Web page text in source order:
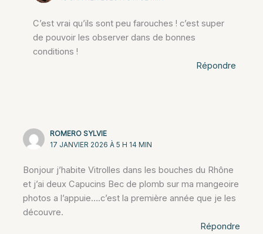
C’est vrai qu’ils sont peu farouches ! c’est super
de pouvoir les observer dans de bonnes
conditions !
Répondre
ROMERO SYLVIE
17 JANVIER 2026 À 5 H 14 MIN
Bonjour j’habite Vitrolles dans les bouches du Rhône
et j’ai deux Capucins Bec de plomb sur ma mangeoire
photos a l’appuie….c’est la première année que je les
découvre.
Répondre